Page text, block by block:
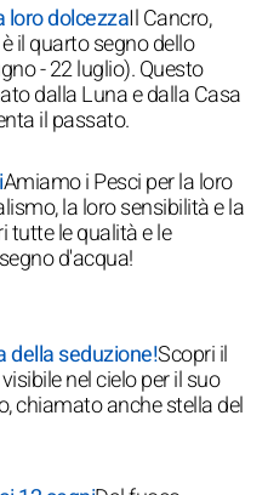
loro dolcezzaIl Cancro,
il quarto segno dello
- 22 luglio). Questo
dalla Luna e dalla Casa
il passato.
Amiamo i Pesci per la loro
la loro sensibilità e la
tutte le qualità e le
d'acqua!
della seduzione!Scopri il
nel cielo per il suo
chiamato anche stella del